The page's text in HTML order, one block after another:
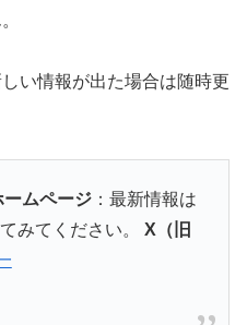
い情報が出た場合は随時更
ムページ：最新情報は
みてください。 X（旧